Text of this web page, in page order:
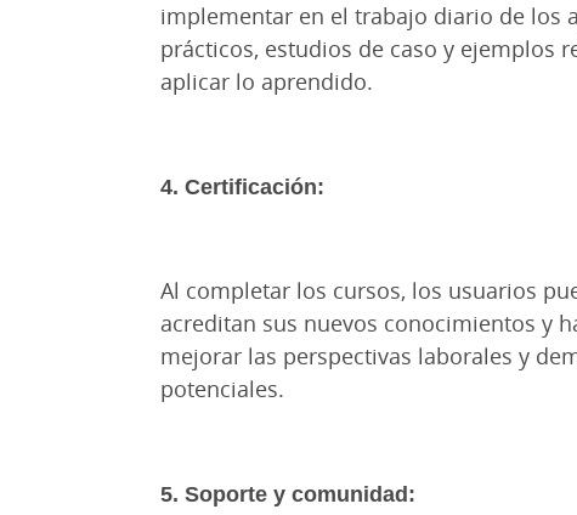
implementar en el trabajo diario de los
prácticos, estudios de caso y ejemplos
aplicar lo aprendido.
4. Certificación:
Al completar los cursos, los usuarios
acreditan sus nuevos conocimientos y
mejorar las perspectivas laborales y
potenciales.
5. Soporte y comunidad: